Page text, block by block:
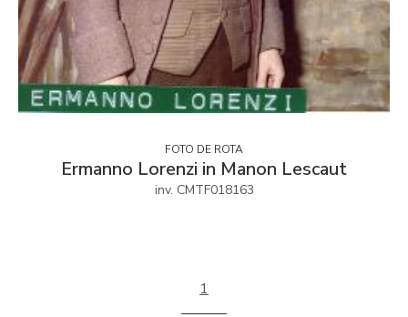
FOTO DE ROTA
Ermanno Lorenzi in Manon Lescaut
inv. CMTF018163
1